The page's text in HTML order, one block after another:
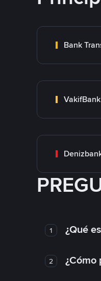
Bank
VakifBank
1 ¿Qué
2 ¿Cómo